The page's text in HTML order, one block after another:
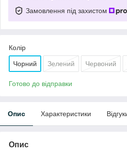
Замовлення під захистом
Колір
Чорний Зелений Червоний
Готово до відправки
Опис Характеристики
Опис